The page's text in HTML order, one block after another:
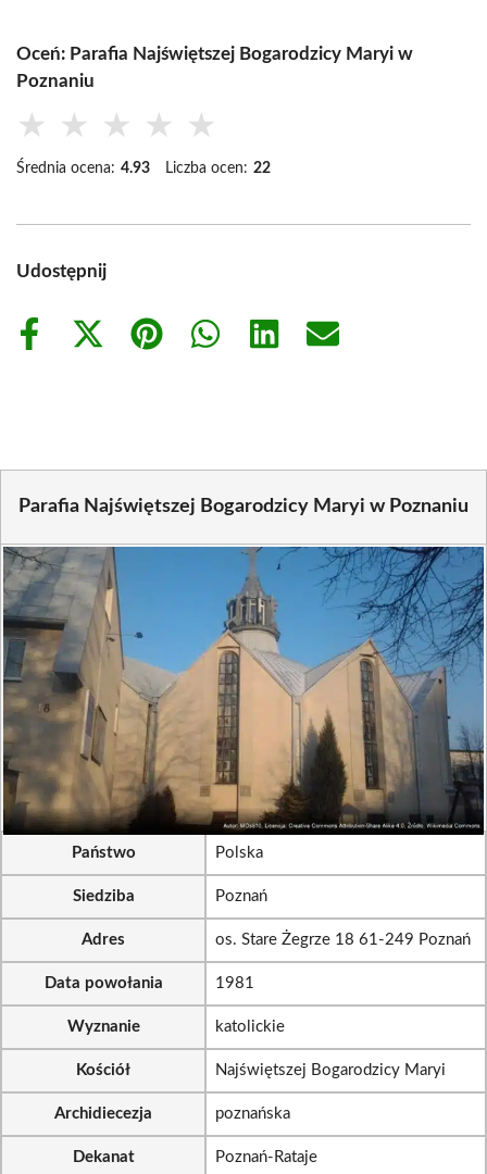
Oceń: Parafia Najświętszej Bogarodzicy Maryi w
Poznaniu
★ ★ ★ ★ ★
Średnia ocena: 4.93 Liczba ocen: 22
Udostępnij
Share
Share
Share
Share
Share
Share
Parafia Najświętszej Bogarodzicy Maryi w Poznaniu
Państwo Polska
Siedziba Poznań
Adres os. Stare Żegrze 18 61-249 Poznań
Data powołania 1981
Wyznanie katolickie
Kościół Najświętszej Bogarodzicy Maryi
Archidiecezja poznańska
Dekanat Poznań-Rataje